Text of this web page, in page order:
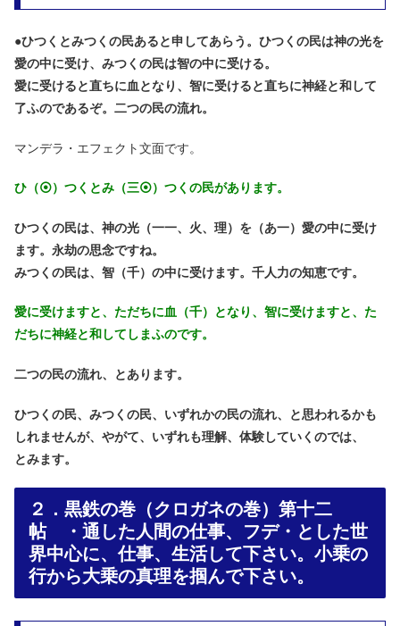
●ひつくとみつくの民あると申してあらう。ひつくの民は神の光を
愛の中に受け、みつくの民は智の中に受ける。
愛に受けると直ちに血となり、智に受けると直ちに神経と和して
了ふのであるぞ。二つの民の流れ。
マンデラ・エフェクト文面です。
ひ（⦿）つくとみ（三⦿）つくの民があります。
ひつくの民は、神の光（一一、火、理）を（あ一）愛の中に受け
ます。永劫の思念ですね。
みつくの民は、智（千）の中に受けます。千人力の知恵です。
愛に受けますと、ただちに血（千）となり、智に受けますと、た
だちに神経と和してしまふのです。
二つの民の流れ、とあります。
ひつくの民、みつくの民、いずれかの民の流れ、と思われるかも
しれませんが、やがて、いずれも理解、体験していくのでは、
とみます。
２．黒鉄の巻（クロガネの巻）第十二
帖 ・通した人間の仕事、フデ・とした世
界中心に、仕事、生活して下さい。小乗の
行から大乗の真理を掴んで下さい。